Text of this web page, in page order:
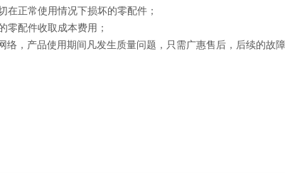
在正常使用情况下损坏的零配件；
零配件收取成本费用；
络，产品使用期间凡发生质量问题，只需广惠售后，后续的故